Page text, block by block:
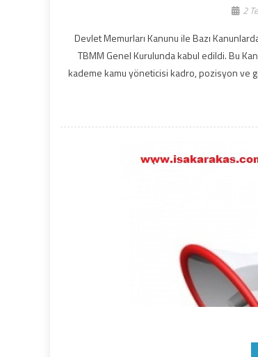
2
Devlet Memurları Kanunu ile Bazı
TBMM Genel Kurulunda kabul edildi. Bu
kademe kamu yöneticisi kadro, pozisyon ve